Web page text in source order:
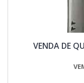
VENDA DE